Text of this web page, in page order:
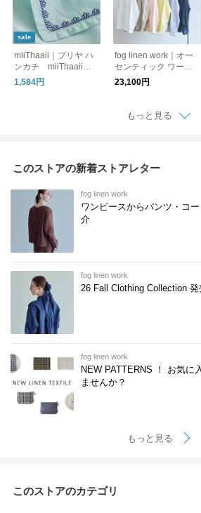
sale
miiThaaii｜プリヤ ハ
ンカチ miiThaaii
ミーターイー
1,584円
fog linen work｜オー
センティック ワーク
シャツ fog linen wor
k フォグリネンワー
23,100円
もっと見る
このストアの新着ストアレター
fog linen work
ワンピースからパンツ・コ
介
fog linen work
26 Fall Clothing Collection 発
fog linen work
NEW PATTERNS ！ お気に
ませんか？
もっと見る
このストアのカテゴリ